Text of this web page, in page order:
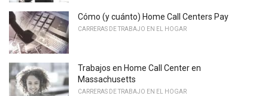
Cómo (y cuánto) Home Call Centers Pay
CARRERAS DE TRABAJO EN EL HOGAR
Trabajos en Home Call Center en
Massachusetts
CARRERAS DE TRABAJO EN EL HOGAR